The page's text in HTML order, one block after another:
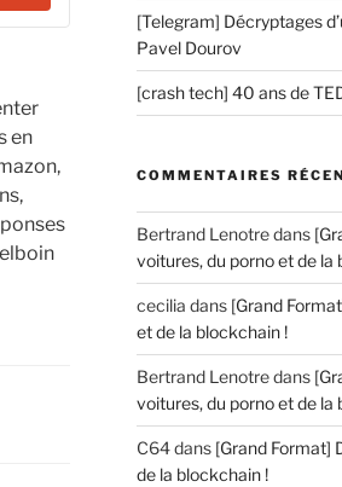
en
[Telegram] Décryptages
Pavel Dourov
[crash tech] 40 ans de
COMMENTAIRES
Bertrand Lenotredans
voitures, du porno et de la
cecilia dans [Grand
et de la blockchain !
Bertrand Lenotredans
voitures, du porno et de la
C64dans [Grand Format]
de la blockchain !